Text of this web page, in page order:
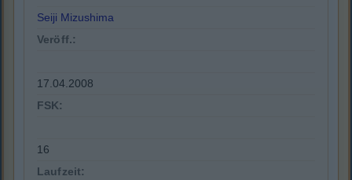
Seiji Mizushima
Veröff.:
17.04.2008
FSK:
16
Laufzeit: